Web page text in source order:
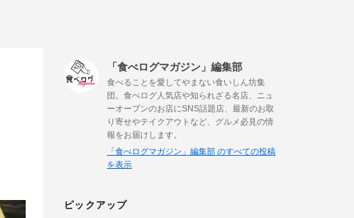
「食べログマガジン」編集部
食べることを愛してやまない食いしん坊集
団。食べログ人気店や知られざる名店、ニュ
ーオープンのお店にSNS話題店、最新のお取
り寄せやテイクアウトなど、グルメ必見の情
報をお届けします。
「食べログマガジン」編集部 のすべての投稿
を表示
ピックアップ